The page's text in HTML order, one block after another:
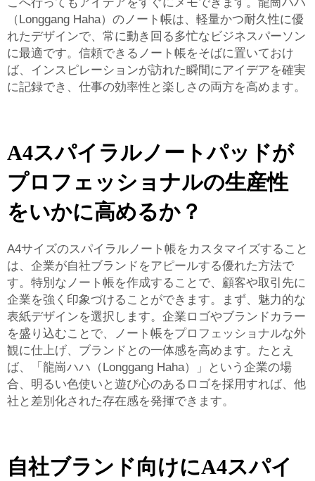
（Longgang Haha）のノート帳は、軽量かつ耐久性に優
れたデザインで、常に動き回る多忙なビジネスパーソン
に最適です。信頼できるノート帳をそばに置いておけ
ば、インスピレーションが訪れた瞬間にアイデアを確実
に記録でき、仕事の効率性と楽しさの両方を高めます。
A4スパイラルノートパッドが
プロフェッショナルの生産性
をいかに高めるか？
A4サイズのスパイラルノート帳をカスタマイズすること
は、企業が自社ブランドをアピールする優れた方法で
す。特別なノート帳を作成することで、顧客や取引先に
企業を強く印象づけることができます。まず、魅力的な
表紙デザインを選択します。企業ロゴやブランドカラー
を盛り込むことで、ノート帳をプロフェッショナルな外
観に仕上げ、ブランドとの一体感を高めます。たとえ
ば、「龍崗ハハ（Longgang Haha）」という企業の場
合、明るい色使いと遊び心のあるロゴを採用すれば、他
社と差別化された存在感を発揮できます。
自社ブランド向けにA4スパイ